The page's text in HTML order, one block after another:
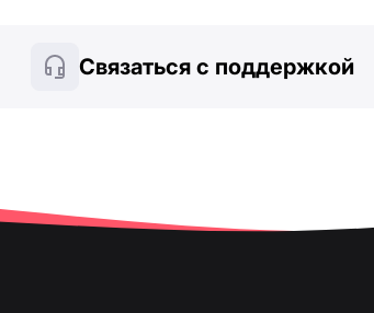
Связаться с поддержкой